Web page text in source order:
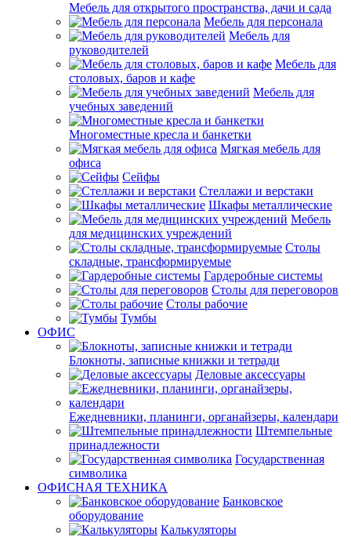
Мебель для открытого пространства, дачи и сада
Мебель для персонала
Мебель для
руководителей
Мебель для
столовых, баров и кафе
Мебель для
учебных заведений
Многоместные кресла и банкетки
Мягкая мебель для
офиса
Сейфы
Стеллажи и верстаки
Шкафы металлические
Мебель
для медицинских учреждений
Столы
складные, трансформируемые
Гардеробные системы
Столы для переговоров
Столы рабочие
Тумбы
ОФИС
Блокноты, записные книжки и тетради
Деловые аксессуары
Ежедневники, планинги, органайзеры, календари
Штемпельные
принадлежности
Государственная
символика
ОФИСНАЯ ТЕХНИКА
Банковское
оборудование
Калькуляторы